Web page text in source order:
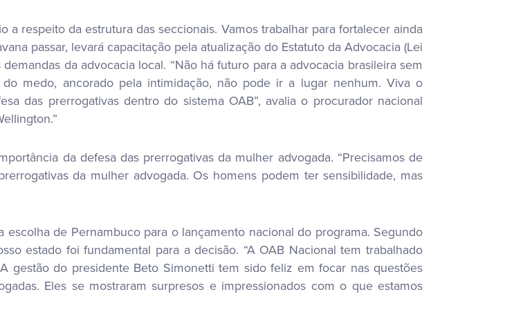
respeito da estrutura das seccionais. Vamos trabalhar para fortalecer ainda
passar, levará capacitação pela atualização do Estatuto da Advocacia (Lei
da advocacia local. “Não há futuro para a advocacia brasileira sem
medo, ancorado pela intimidação, não pode ir a lugar nenhum. Viva o
das prerrogativas dentro do sistema OAB”, avalia o procurador nacional
da defesa das prerrogativas da mulher advogada. “Precisamos de
da mulher advogada. Os homens podem ter sensibilidade, mas
de Pernambuco para o lançamento nacional do programa. Segundo
estado foi fundamental para a decisão. “A OAB Nacional tem trabalhado
gestão do presidente Beto Simonetti tem sido feliz em focar nas questões
Eles se mostraram surpresos e impressionados com o que estamos